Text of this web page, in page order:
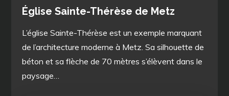
Église Sainte-Thérèse de Metz
L’église Sainte-Thérèse est un exemple marquant
de l’architecture moderne à Metz. Sa silhouette de
béton et sa flèche de 70 mètres s’élèvent dans le
paysage…